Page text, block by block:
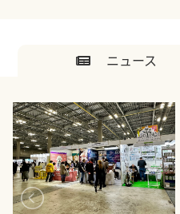
ニュース